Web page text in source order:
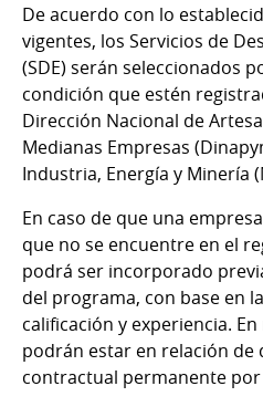
De acuerdo con lo
vigentes, los Servicios de
(SDE) serán seleccionados
condición que estén
Dirección Nacional de
Medianas Empresas
Industria, Energía y Minería
En caso de que una
que no se encuentre en el
podrá ser incorporado
del programa, con base en
calificación y experiencia.
podrán estar en relación de
contractual permanente